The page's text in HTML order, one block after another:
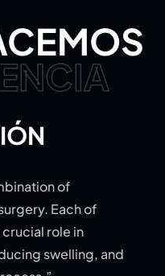
of
Each of
role in
swelling, and